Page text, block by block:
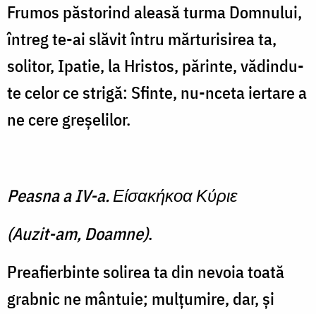
Frumos păstorind aleasă turma Domnului,
întreg te-ai slăvit întru mărturisirea ta,
solitor, Ipatie, la Hristos, părinte, vădindu-
te celor ce strigă: Sfinte, nu-nceta iertare a
ne cere greşelilor.
Peasna a IV-a. Είσακήκοα Κύριε
(Auzit-am, Doamne).
Preafierbinte solirea ta din nevoia toată
grabnic ne mântuie; mulţumire, dar, şi